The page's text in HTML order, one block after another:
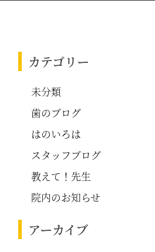
カテゴリー
未分類
歯のブログ
はのいろは
スタッフブログ
教えて！先生
院内のお知らせ
アーカイブ